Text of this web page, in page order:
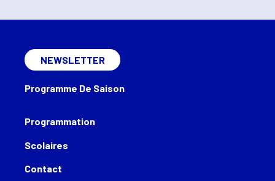
Programmation
Scolaires
Contact
NEWSLETTER
Programme De Saison